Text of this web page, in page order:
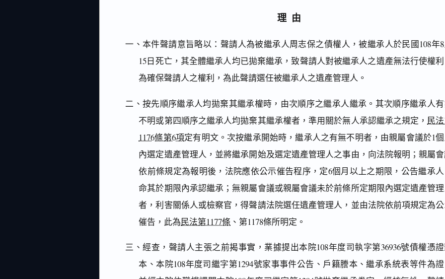
理由
一、本件聲請意旨略以：聲請人為被繼承人周志保之債權人，被繼承人於民國108年8
15日死亡，其全體繼承人均已拋棄繼承，致聲請人對被繼承人之遺產無法行使權利
為確保聲請人之權利，為此聲請選任被繼承人之遺產管理人。
二、按先順序繼承人均拋棄其繼承權時，由次順序之繼承人繼承。其次順序繼承人
不明或第四順序之繼承人均拋棄其繼承權者，準用關於無人承認繼承之規定， 民
1176條第6項定有明文。次按繼承開始時，繼承人之有無不明者，由親屬會議於1
內選定遺產管理人，並將繼承開始及選定遺產管理人之事由，向法院報明；親屬
依前條規定為報明後，法院應依公示催告程序，定6個月以上之期限，公告繼承人
命其於期限內承認繼承；無親屬會議或親屬會議未於前條所定期限內選定遺產管
者，利害關係人或檢察官，得聲請法院選任遺產管理人，並由法院依前項規定為
催告，此為民法第1177條 、第1178條所明定。
三、經查，聲請人主張之前揭事實，業據提出本院108年度司執字第36936號債權憑
本、本院108年度司繼字第1294號家事事件公告、戶籍謄本、繼承系統表等件為證